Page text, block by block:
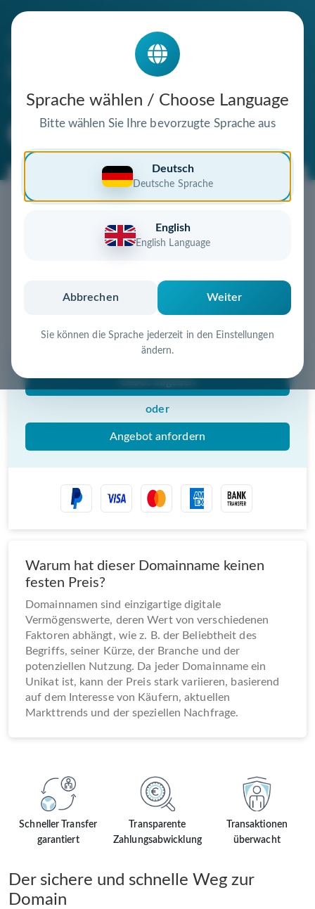
Sprache wählen / Choose Language
Bitte wählen Sie Ihre bevorzugte Sprache aus
Deutsch
Deutsche Sprache
English
English Language
Abbrechen Weiter
Sie können die Sprache jederzeit in den Einstellungen
ändern.
i-a-z-zellkultur.de
steht zum Verkauf
Schneller Transfer
garantiert
Transparente
Zahlungsabwicklung
Transaktionen
überwacht
Der sichere und schnelle Weg zur
Domain
Jetzt diese Wunschdomain
Diese Domain könnte schon bald Ihnen gehören!
Schnell, sicher und unkompliziert zur eigenen
Gebot abgeben
oder
Angebot anfordern
Warum hat dieser Domainname keinen
festen Preis?
Domainnamen sind einzigartige digitale
Vermögenswerte, deren Wert von verschiedenen
Faktoren abhängt, wie z. B. der Beliebtheit des
Begriffs, seiner Kürze, der Branche und der
potenziellen Nutzung. Da jeder Domainname ein
Unikat ist, kann der Preis stark variieren, basierend
auf dem Interesse von Käufern, aktuellen
Markttrends und der speziellen Nachfrage.